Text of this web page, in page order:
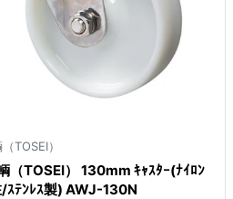
TOSEI）
（TOSEI） 130mm ｷｬｽﾀｰ(ﾅｲﾛﾝ
ｽﾃﾝﾚｽ製) AWJ-130N